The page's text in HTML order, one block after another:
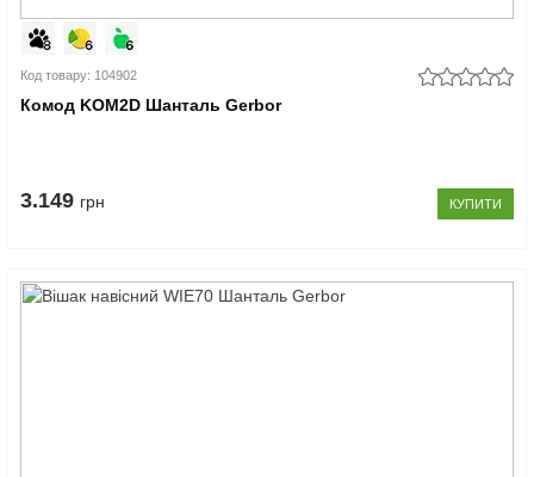
Код товару: 104902
Комод KOM2D Шанталь Gerbor
3.149 грн КУПИТИ